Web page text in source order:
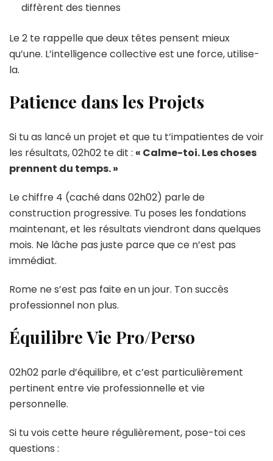
diffèrent des tiennes
Le 2 te rappelle que deux têtes pensent mieux
qu’une. L’intelligence collective est une force, utilise-
la.
Patience dans les Projets
Si tu as lancé un projet et que tu t’impatientes de voir
les résultats, 02h02 te dit : « Calme-toi. Les choses
prennent du temps. »
Le chiffre 4 (caché dans 02h02) parle de
construction progressive. Tu poses les fondations
maintenant, et les résultats viendront dans quelques
mois. Ne lâche pas juste parce que ce n’est pas
immédiat.
Rome ne s’est pas faite en un jour. Ton succès
professionnel non plus.
Équilibre Vie Pro/Perso
02h02 parle d’équilibre, et c’est particulièrement
pertinent entre vie professionnelle et vie
personnelle.
Si tu vois cette heure régulièrement, pose-toi ces
questions :